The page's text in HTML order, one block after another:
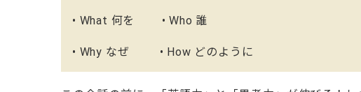
• What 何を • Who 誰
• Why なぜ • How どのように